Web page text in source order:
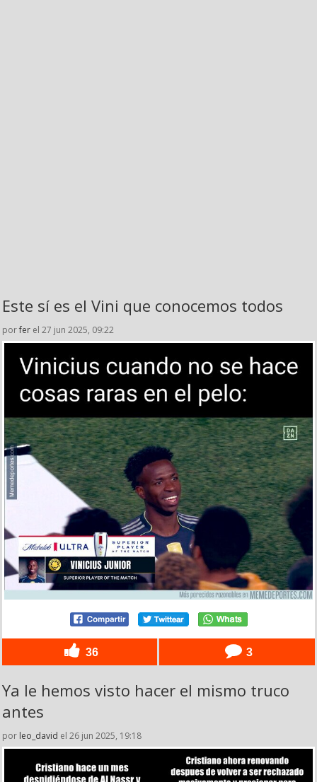
Este sí es el Vini que conocemos todos
porfer el 27 jun 2025, 09:22
36 3
Ya le hemos visto hacer el mismo truco
antes
por leo_david el 26 jun 2025, 19:18